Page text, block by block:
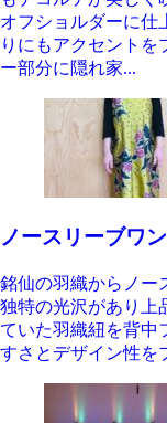
オフショルダーに仕
りにもアクセントを
ー部分に隠れ家...
ノースリーブワ
銘仙の羽織からノー
独特の光沢があり上
ていた羽織紐を背中
すさとデザイン性を